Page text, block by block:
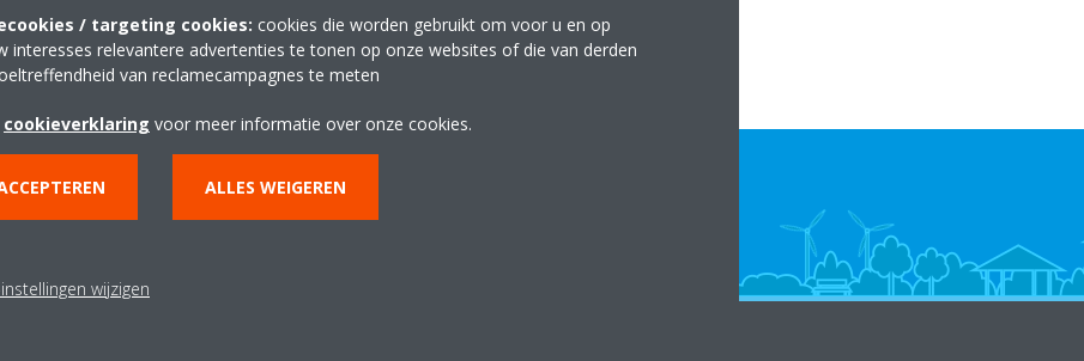
/ targeting cookies: cookies die worden gebruikt om voor u en op
interesses relevantere advertenties te tonen op onze websites of die van derden
van reclamecampagnes te meten
cookieverklaring voor meer informatie over onze cookies.
ALLES WEIGEREN
wijzigen